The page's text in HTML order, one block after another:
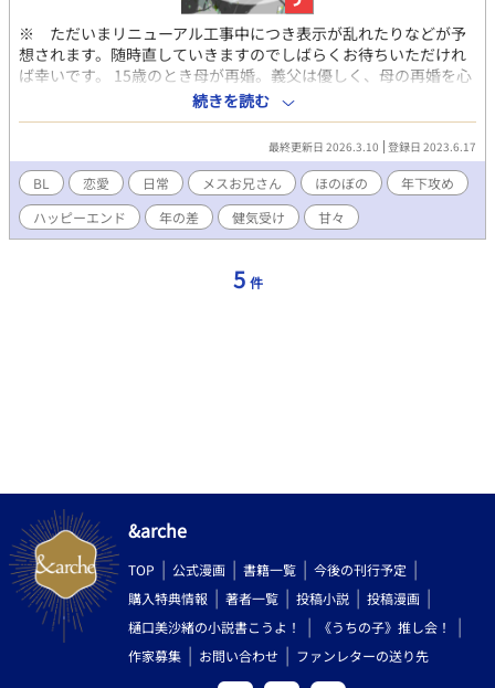
※ ただいまリニューアル工事中につき表示が乱れたりなどが予
想されます。随時直していきますのでしばらくお待ちいただけれ
ば幸いです。 15歳のとき母が再婚。義父は優しく、母の再婚を心
から祝福しているが義父の弟、優春（ゆうは）が苦手な蒼清（そ
うせい）。 独特の雰囲気を持つ優春の色気が15歳の蒼清には刺激
が強くて、以来それとなく優春を避けてきたが、優春はなにかと
理由をつけて蒼清を構いたがり…。 メスお兄さんが描きたくて、
衝動的に描いてしまいました。のんびり更新になるかなと思いま
すが、よろしくおねがいします。
続きを読む
最終更新日 2026.3.10 登録日 2023.6.17
BL 恋愛 日常 メスお兄さん ほのぼの
年下攻め
ハッピーエンド
年の差 健気受け 甘々
5 件
&arche
TOP 公式漫画 書籍一覧
今後の刊行予定
購入特典情報
著者一覧 投稿小説
投稿漫画
樋口美沙緒の小説書こうよ！
《うちの子》推し会！
作家募集
お問い合わせ ファンレターの送り先